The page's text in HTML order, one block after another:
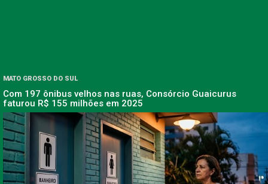
MATO GROSSO DO SUL
Com 197 ônibus velhos nas ruas, Consórcio Guaicurus
faturou R$ 155 milhões em 2025